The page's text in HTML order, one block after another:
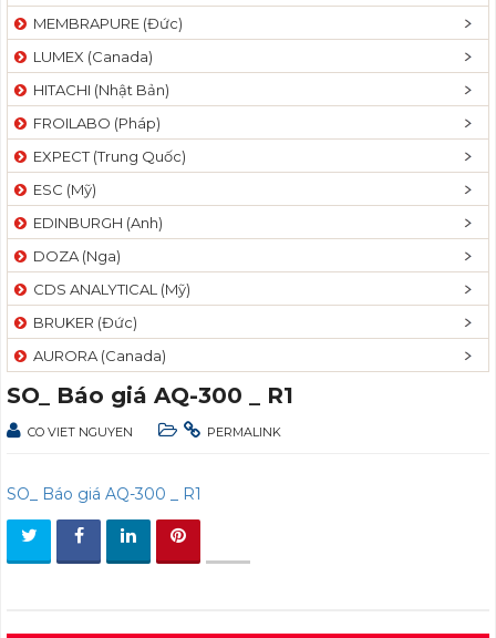
MEMBRAPURE (Đức)
LUMEX (Canada)
HITACHI (Nhật Bản)
FROILABO (Pháp)
EXPECT (Trung Quốc)
ESC (Mỹ)
EDINBURGH (Anh)
DOZA (Nga)
CDS ANALYTICAL (Mỹ)
BRUKER (Đức)
AURORA (Canada)
SO_ Báo giá AQ-300 _ R1
CO VIET NGUYEN PERMALINK
SO_ Báo giá AQ-300 _ R1